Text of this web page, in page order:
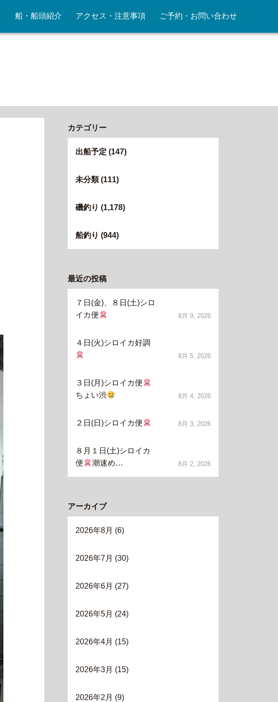
船・船頭紹介 アクセス・注意事項 ご予約・お問い合わせ
カテゴリー
出船予定 (147)
未分類(111)
磯釣り (1,178)
船釣り (944)
最近の投稿
７日(金)、８日(土)シロ
イカ便
8月 9, 2026
４日(火)シロイカ好調
8月 5, 2026
３日(月)シロイカ便
ちょい渋
8月 4, 2026
２日(日)シロイカ便 8月 3, 2026
８月１日(土)シロイカ
便
潮速め… 8月 2, 2026
アーカイブ
2026年8月 (6)
2026年7月 (30)
2026年6月 (27)
2026年5月 (24)
2026年4月 (15)
2026年3月 (15)
2026年2月 (9)